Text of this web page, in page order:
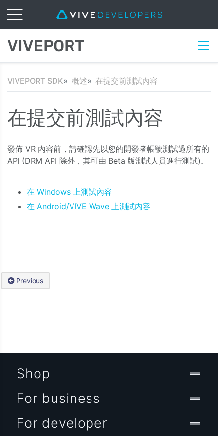
VIVEPORT
VIVEPORT SDK 概述 在提交前測試內容
在提交前測試內容
發佈 VR 內容前，請確認先以您的開發者帳號測試過所有的
API (DRM API 除外，其可由 Beta 版測試人員進行測試)。
在 Windows 上測試內容
在 Android/VIVE Wave 上測試內容
Previous
Shop
For business
For developer